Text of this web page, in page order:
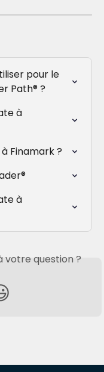
pour le
Path® ?
à
Finamark ?
à
votre question ?